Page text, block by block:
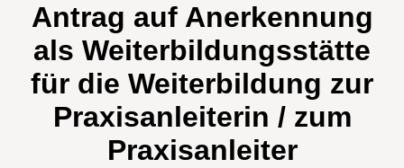
Antrag auf Anerkennung
als Weiterbildungsstätte
für die Weiterbildung zur
Praxisanleiterin / zum
Praxisanleiter